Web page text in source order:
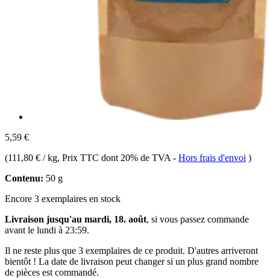
5,59 €
(111,80 € / kg, Prix TTC dont 20% de TVA - Hors frais d'envoi )
Contenu: 50 g
Encore 3 exemplaires en stock
Livraison jusqu'au mardi, 18. août, si vous passez commande
avant le lundi à 23:59.
Il ne reste plus que 3 exemplaires de ce produit. D'autres arriveront
bientôt ! La date de livraison peut changer si un plus grand nombre
de pièces est commandé.